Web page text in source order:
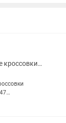
Продам летние белые кроссовки великаны фирмы PUMA,размер 47